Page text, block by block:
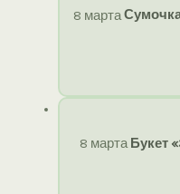
8 марта
8 марта Букет